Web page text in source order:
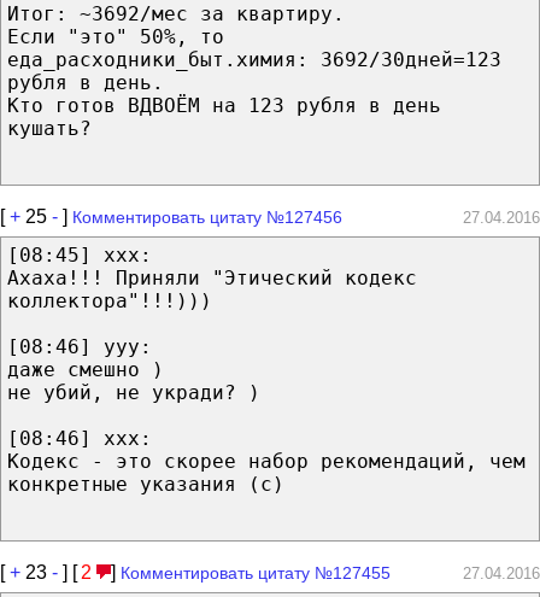
Итог: ~3692/мес за квартиру.
Если "это" 50%, то
еда_расходники_быт.химия: 3692/30дней=123
рубля в день.
Кто готов ВДВОЁМ на 123 рубля в день
кушать?
[+ 25 - ] Комментировать цитату №127456 27.04.2016
[08:45] xxx:
Ахаха!!! Приняли "Этический кодекс
коллектора"!!!)))
[08:46] yyy:
даже смешно )
не убий, не укради? )
[08:46] xxx:
Кодекс - это скорее набор рекомендаций, чем
конкретные указания (с)
[+ 23 - ] [ 2 ] Комментировать цитату №127455 27.04.2016